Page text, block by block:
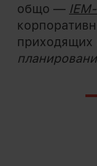
общо —
приходящих